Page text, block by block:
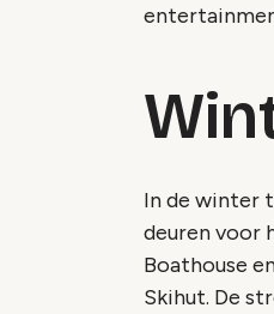
In de winter
deuren voor
Boathouse
Skihut. De